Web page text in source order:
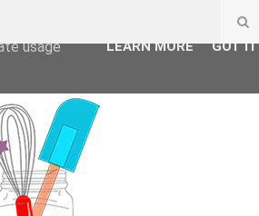
agent
usage
LEARN MORE GOT IT